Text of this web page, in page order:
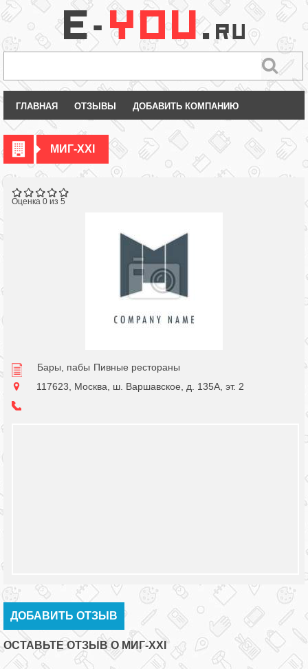
ГЛАВНАЯ ОТЗЫВЫ ДОБАВИТЬ КОМПАНИЮ
МИГ-XXI
Оценка 0 из 5
Бары, пабы Пивные рестораны
117623, Москва, ш. Варшавское, д. 135А, эт. 2
ДОБАВИТЬ ОТЗЫВ
ОСТАВЬТЕ ОТЗЫВ О МИГ-XXI